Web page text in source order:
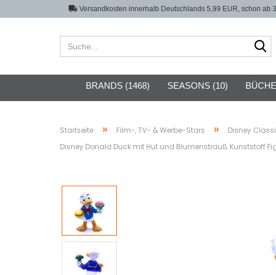
Versandkosten innerhalb Deutschlands 5,99 EUR, schon ab
BRANDS (1468) SEASONS (10)
Startseite » Film-, TV- & Werbe-Stars » Disney
Disney Donald Duck mit Hut und Blumenstrauß Kunststoff